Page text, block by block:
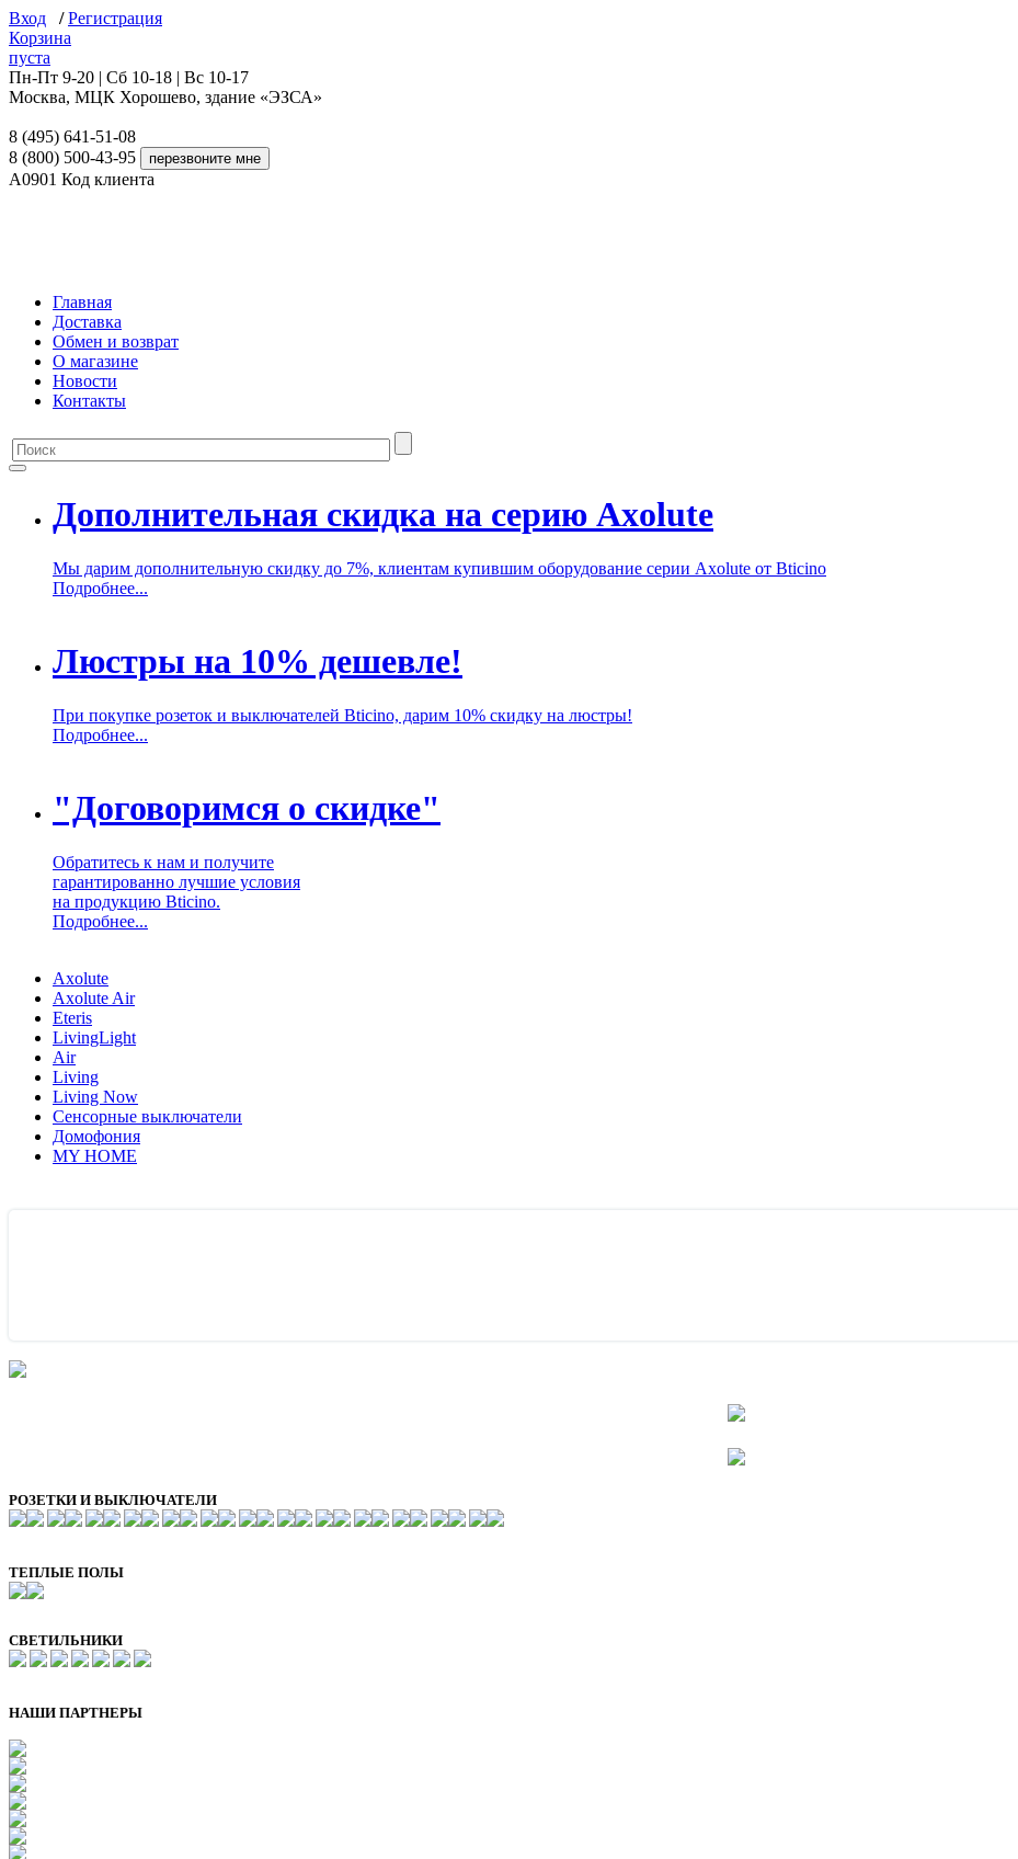
Вход / Регистрация
Корзина
пуста
Пн-Пт 9-20 | Сб 10-18 | Вс 10-17
Москва, МЦК Хорошево, здание «ЭЗСА»
8 (495) 641-51-08
8 (800) 500-43-95
A0901 Код клиента
Главная
Доставка
Обмен и возврат
О магазине
Новости
Контакты
Дополнительная скидка на серию Axolute
Мы дарим дополнительную скидку до 7%, клиентам купившим оборудование серии Axolute от Bticino
Подробнее...
Люстры на 10% дешевле!
При покупке розеток и выключателей Bticino, дарим 10% скидку на люстры!
Подробнее...
"Договоримся о скидке"
Обратитесь к нам и получите
гарантированно лучшие условия
на продукцию Bticino.
Подробнее...
Axolute
Axolute Air
Eteris
LivingLight
Air
Living
Living Now
Сенсорные выключатели
Домофония
MY HOME
РОЗЕТКИ И ВЫКЛЮЧАТЕЛИ
ТЕПЛЫЕ ПОЛЫ
СВЕТИЛЬНИКИ
НАШИ ПАРТНЕРЫ